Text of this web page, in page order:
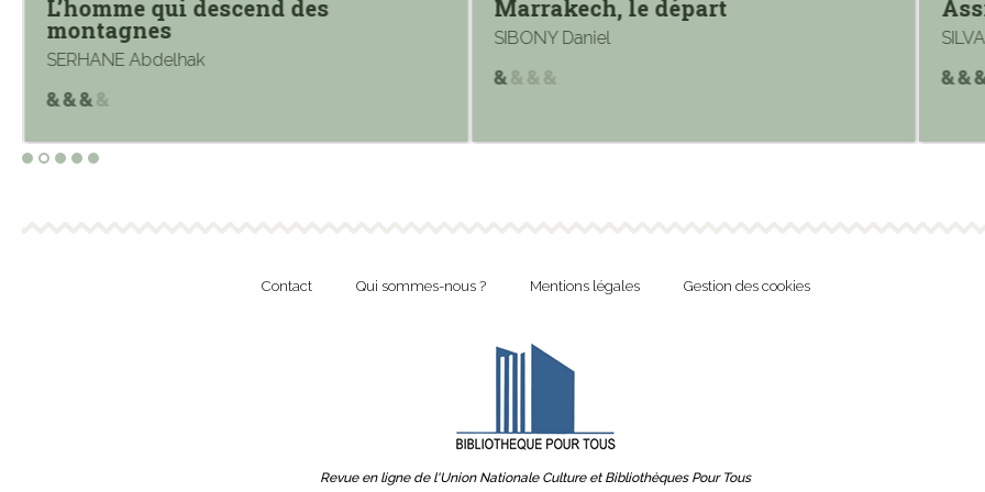
L’homme qui descend des
montagnes
SERHANE Abdelhak
Marrakech, le départ
SIBONY Daniel
Contact Qui sommes-nous ? Mentions légales Gestion des cookies
Revue en ligne de l'Union Nationale Culture et Bibliothèques Pour Tous